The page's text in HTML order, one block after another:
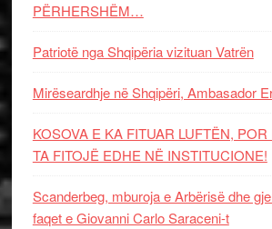
PËRHERSHËM…
Patriotë nga Shqipëria vizituan Vatrën
Mirëseardhje në Shqipëri, Ambasador
KOSOVA E KA FITUAR LUFTËN,
TA FITOJË EDHE NË INSTITUCIONE!
Scanderbeg, mburoja e Arbërisë dhe
faqet e Giovanni Carlo Saraceni-t